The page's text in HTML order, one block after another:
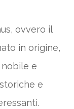
ovvero il
in origine,
nobile e
e